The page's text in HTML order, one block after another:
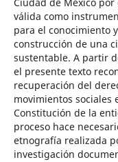
válida como
para el conocimiento
construcción de una
sustentable. A partir
el presente texto
recuperación del
movimientos sociales
Constitución de la
proceso hace
etnografía realizada
investigación